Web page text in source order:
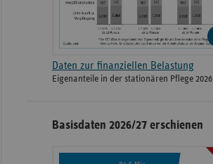
Daten zur finanziellen Belastung
Eigenanteile in der stationären Pflege 2026
Basisdaten 2026/27 erschienen